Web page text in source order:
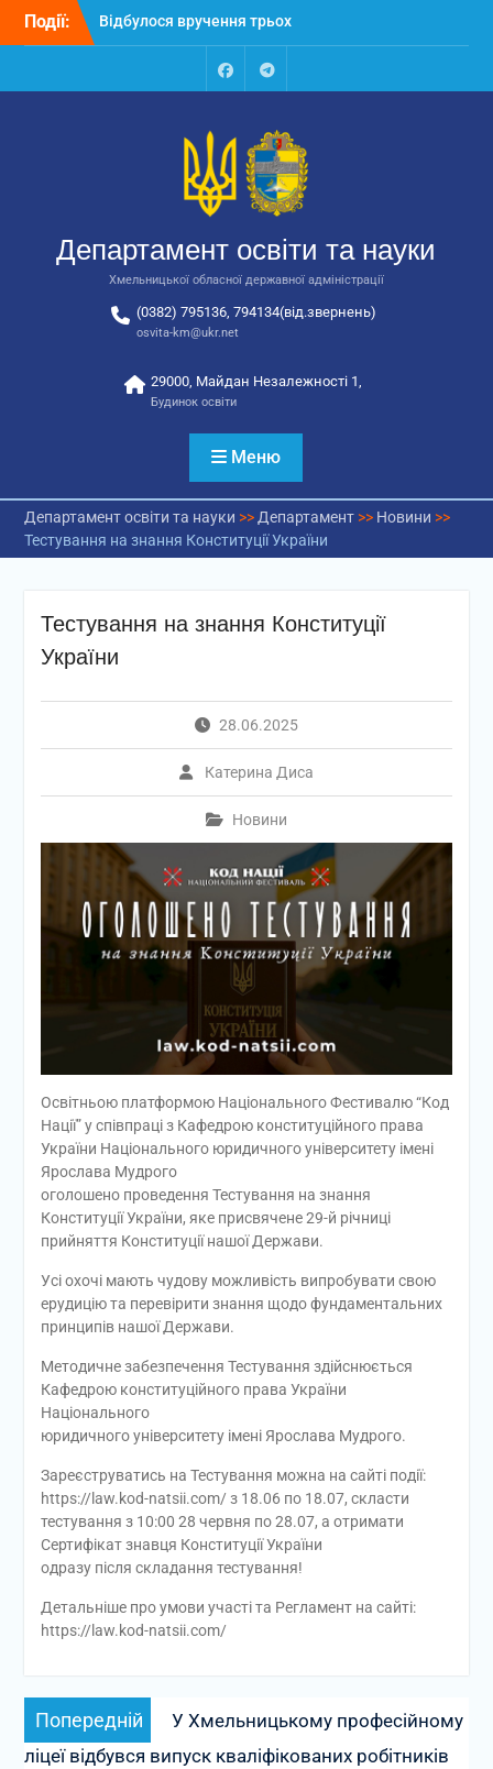
Перейти
Події:
Відбулося вручення трьох
автобусів для потреб
Відбулося засідання
освіти та науки обласної
державної адміністрації
Відбулась обласна
національно-патріотичне
виховання
FacebookTalegram
Департамент освіти та науки
Хмельницької обласної державної адміністрації
(0382) 795136, 794134(від.звернень)
osvita-km@ukr.net
29000, Майдан Незалежності 1,
Будинок освіти
Меню
Департамент освіти та науки >> Департамент>> Новини >>
Тестування на знання Конституції України
Тестування на знання Конституції
України
28.06.2025
Катерина Диса
Новини
Освітньою платформою Національного Фестивалю “Код
Нації” у співпраці з Кафедрою конституційного права
України Національного юридичного університету імені
Ярослава Мудрого
оголошено проведення Тестування на знання
Конституції України, яке присвячене 29-й річниці
прийняття Конституції нашої Держави.
Усі охочі мають чудову можливість випробувати свою
ерудицію та перевірити знання щодо фундаментальних
принципів нашої Держави.
Методичне забезпечення Тестування здійснюється
Кафедрою конституційного права України
Національного
юридичного університету імені Ярослава Мудрого.
Зареєструватись на Тестування можна на сайті події:
https://law.kod-natsii.com/ з 18.06 по 18.07, скласти
тестування з 10:00 28 червня по 28.07, а отримати
Сертифікат знавця Конституції України
одразу після складання тестування!
Детальніше про умови участі та Регламент на сайті:
https://law.kod-natsii.com/
Навігація
записів
Попередній
запис:
У Хмельницькому професійному
ліцеї відбувся випуск кваліфікованих робітників